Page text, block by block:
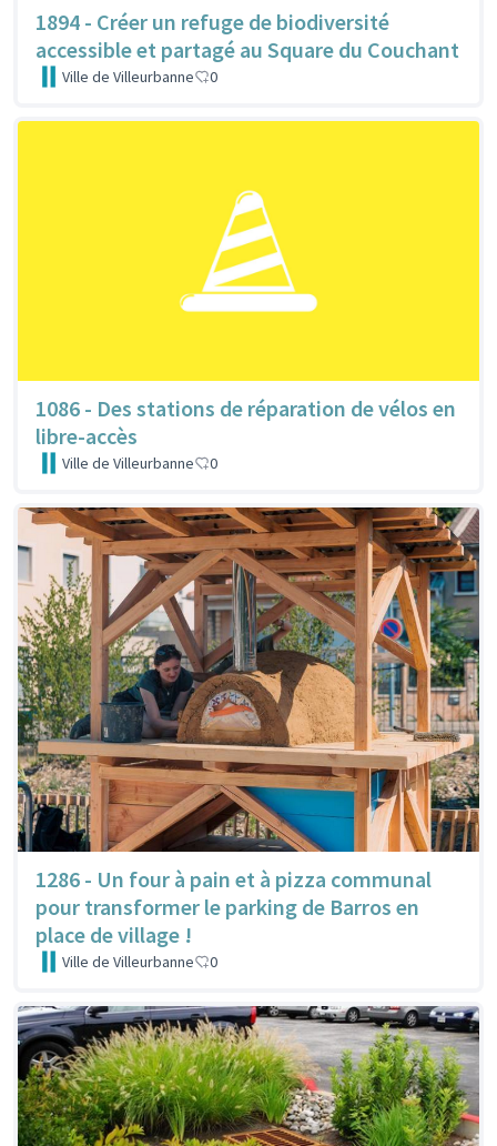
1894 - Créer un refuge de biodiversité
accessible et partagé au Square du Couchant
Ville de Villeurbanne 0
1086 - Des stations de réparation de vélos en
libre-accès
Ville de Villeurbanne 0
1286 - Un four à pain et à pizza communal
pour transformer le parking de Barros en
place de village !
Ville de Villeurbanne 0